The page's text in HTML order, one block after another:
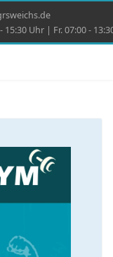
Uhr | Fr. 07:00 -